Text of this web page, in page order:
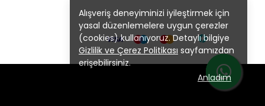
Alışveriş deneyiminizi iyileştirmek için
yasal düzenlemelere uygun çerezler
(cookies) kullanıyoruz. Detaylı bilgiye
Gizlilik ve Çerez Politikası sayfamızdan
erişebilirsiniz.
Anladım